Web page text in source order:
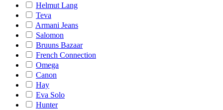
Helmut Lang
Teva
Armani Jeans
Salomon
Bruuns Bazaar
French Connection
Omega
Canon
Hay
Eva Solo
Hunter